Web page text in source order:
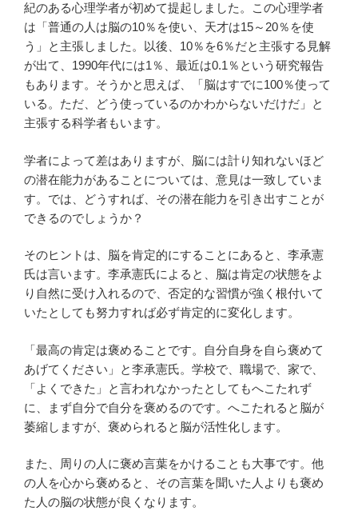
紀のある心理学者が初めて提起しました。この心理学者
は「普通の人は脳の10％を使い、天才は15～20％を使
う」と主張しました。以後、10％を6％だと主張する見解
が出て、1990年代には1％、最近は0.1％という研究報告
もあります。そうかと思えば、「脳はすでに100％使って
いる。ただ、どう使っているのかわからないだけだ」と
主張する科学者もいます。
学者によって差はありますが、脳には計り知れないほど
の潜在能力があることについては、意見は一致していま
す。では、どうすれば、その潜在能力を引き出すことが
できるのでしょうか？
そのヒントは、脳を肯定的にすることにあると、李承憲
氏は言います。李承憲氏によると、脳は肯定の状態をよ
り自然に受け入れるので、否定的な習慣が強く根付いて
いたとしても努力すれば必ず肯定的に変化します。
「最高の肯定は褒めることです。自分自身を自ら褒めて
あげてください」と李承憲氏。学校で、職場で、家で、
「よくできた」と言われなかったとしてもへこたれず
に、まず自分で自分を褒めるのです。へこたれると脳が
萎縮しますが、褒められると脳が活性化します。
また、周りの人に褒め言葉をかけることも大事です。他
の人を心から褒めると、その言葉を聞いた人よりも褒め
た人の脳の状態が良くなります。